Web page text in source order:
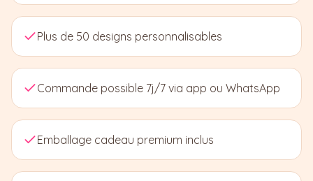
Plus de 50 designs personnalisables
Commande possible 7j/7 via app ou WhatsApp
Emballage cadeau premium inclus